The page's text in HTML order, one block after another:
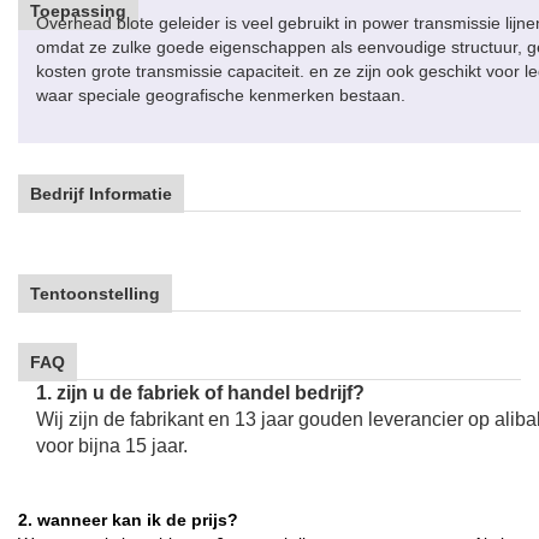
Toepassing
Overhead blote geleider is veel gebruikt in power transmissie
omdat ze zulke goede eigenschappen als eenvoudige structuur,
kosten grote transmissie capaciteit. en ze zijn ook geschikt voor
waar speciale geografische kenmerken bestaan.
Bedrijf Informatie
Tentoonstelling
FAQ
1. zijn u de fabriek of handel bedrijf?
Wij zijn de fabrikant en 13 jaar gouden leverancier op
voor bijna 15 jaar.
2. wanneer kan ik de prijs?